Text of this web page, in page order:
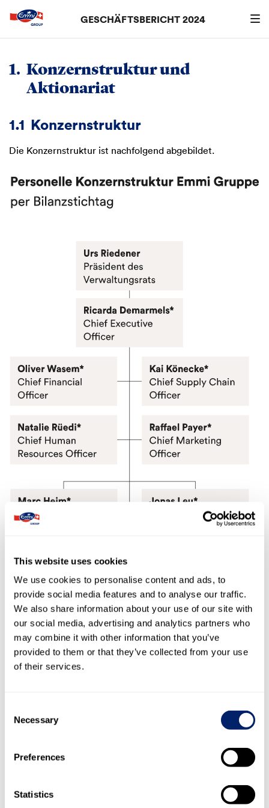
This website uses cookies
We use cookies to personalise content and ads, to
provide social media features and to analyse our traffic.
We also share information about your use of our site with
our social media, advertising and analytics partners who
may combine it with other information that you’ve
provided to them or that they’ve collected from your use
of their services.
Selection
Necessary
Preferences
Statistics
GESCHÄFTSBERICHT 2024
1. Konzernstruktur und
Aktionariat
1.1 Konzernstruktur
Die Konzernstruktur ist nachfolgend abgebildet.